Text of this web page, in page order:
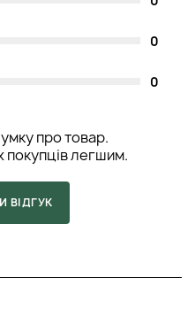
0
0
про товар.
покупців легшим.
ВІДГУК